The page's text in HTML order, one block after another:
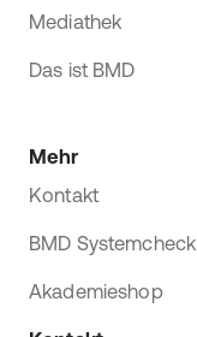
Mediathek
Das ist BMD
Mehr
Kontakt
BMD Systemcheck
Akademieshop